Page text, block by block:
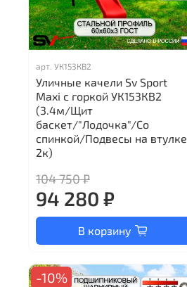
арт. УК153КВ2
Уличные качели Sv Sport
Maxi с горкой УК153КВ2
(3.4м/Щит
баскет/"Лодочка"/Со
спинкой/Подвесы на втулке
2к)
104 750 ₽
94 280 ₽
В корзину
-10%